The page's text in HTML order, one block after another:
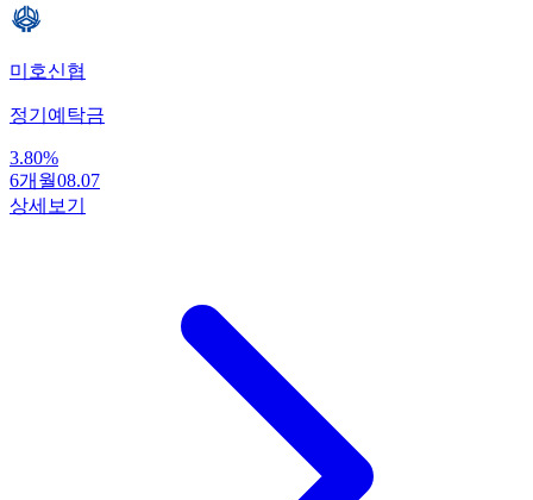
미호신협
정기예탁금
3.80%
6개월08.07
상세보기